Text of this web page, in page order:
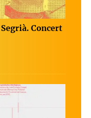
Segrià. Concert